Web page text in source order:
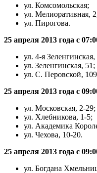
ул. Комсомольская;
ул. Мелиоративная,
ул. Пирогова.
25 апреля 2013 года с
ул. 4-я Зеленгинская,
ул. Зеленгинская, 51;
ул. С. Перовской,
25 апреля 2013 года с
ул. Московская, 2-29;
ул. Хлебникова, 1-5;
ул. Академика
ул. Чехова, 10-20.
25 апреля 2013 года с
ул. Богдана